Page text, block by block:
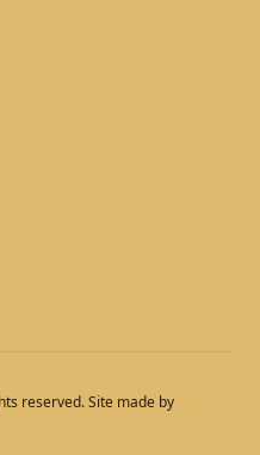
reserved. Site made by